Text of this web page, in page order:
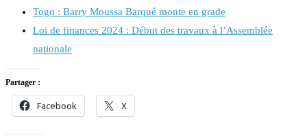
Togo : Barry Moussa Barqué monte en grade
Loi de finances 2024 : Début des travaux à l’Assemblée
nationale
Partager :
Facebook X